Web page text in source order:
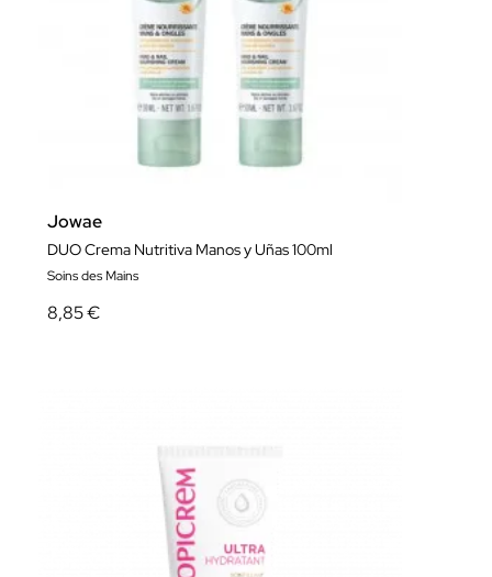
Jowae
DUO Crema Nutritiva Manos y Uñas 100ml
Soins des Mains
8,85 €